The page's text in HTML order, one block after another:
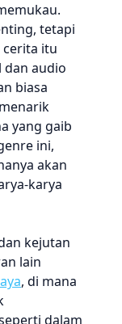
tetapi
cerita itu
dan audio
biasa
yang gaib
ini,
akan
karya
kejutan
lain
, di mana
dalam